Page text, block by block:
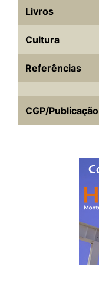
Livros
Cultura
Referências
CGP/Publicação